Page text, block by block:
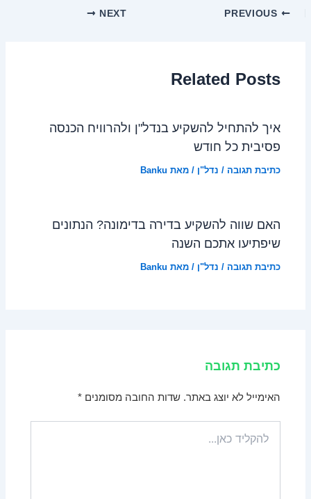
NEXT
Related Posts
איך להתחיל להשקיע בנדל"ן ולהרוויח הכנסה
פסיבית כל חודש
כתיבת תגובה / נדל"ן / מאת Banku
האם שווה להשקיע בדירה בדימונה? הנתונים
שיפתיעו אתכם השנה
כתיבת תגובה / נדל"ן / מאת Banku
כתיבת תגובה
האימייל לא יוצג באתר. שדות החובה מסומנים*
כאן...